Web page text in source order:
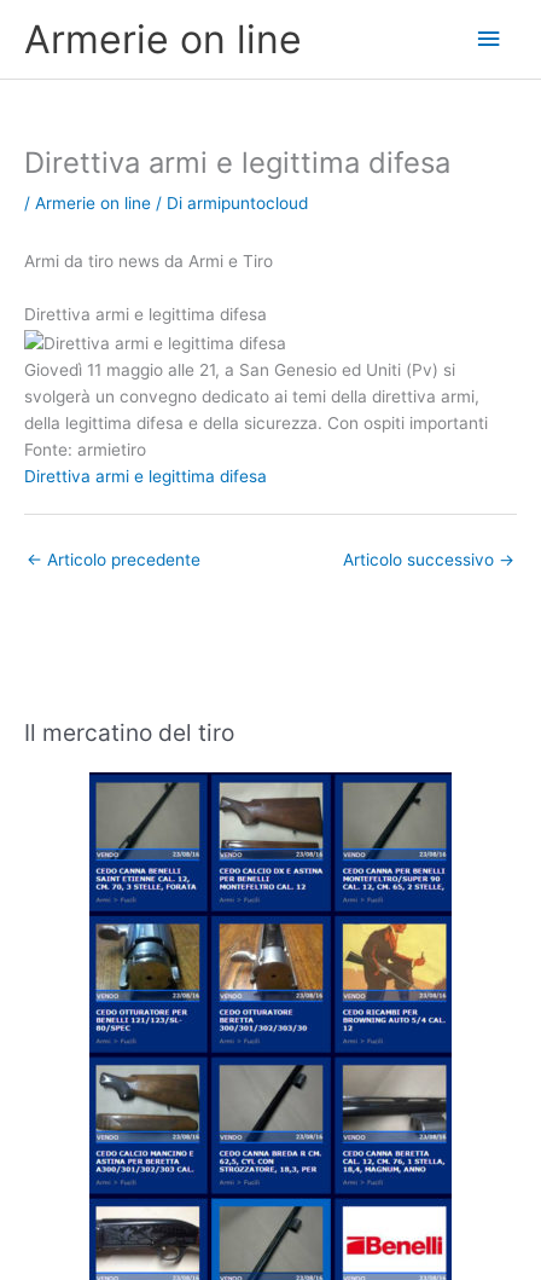
Armerie on line
Direttiva armi e legittima difesa
/ Armerie on line / Di armipuntocloud
Armi da tiro news da Armi e Tiro
Direttiva armi e legittima difesa
Giovedì 11 maggio alle 21, a San Genesio ed Uniti (Pv) si
svolgerà un convegno dedicato ai temi della direttiva armi,
della legittima difesa e della sicurezza. Con ospiti importanti
Fonte: armietiro
Direttiva armi e legittima difesa
← Articolo precedente Articolo successivo →
Il mercatino del tiro